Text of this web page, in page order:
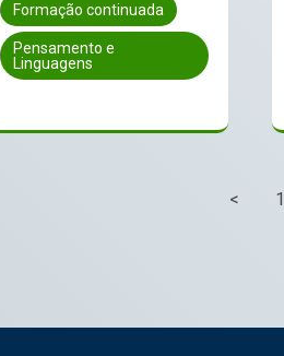
Formação continuada
Pensamento e
Linguagens
< 1